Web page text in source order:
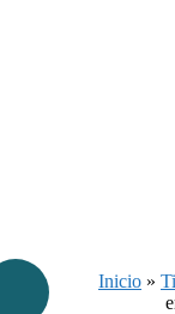
Inicio »